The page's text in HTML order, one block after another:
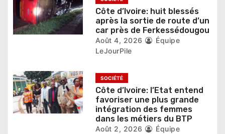
l
r
t
i
Côte d’Ivoire: huit blessés
après la sortie de route d’un
car près de Ferkessédougou
Août 4, 2026
Équipe
LeJourPile
SOCIÉTÉ
Côte d’Ivoire: l’Etat entend
favoriser une plus grande
intégration des femmes
dans les métiers du BTP
Août 2, 2026
Équipe